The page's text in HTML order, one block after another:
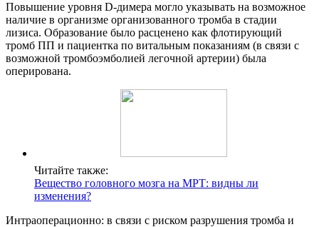
Повышение уровня D-димера могло указывать на возможное
наличие в организме организованного тромба в стадии
лизиса. Образование было расценено как флотирующий
тромб ПП и пациентка по витальным показаниям (в связи с
возможной тромбоэмболией легочной артерии) была
оперирована.
Читайте также:
Вещество головного мозга на МРТ: видны ли
изменения?
Интраоперационно: в связи с риском разрушения тромба и